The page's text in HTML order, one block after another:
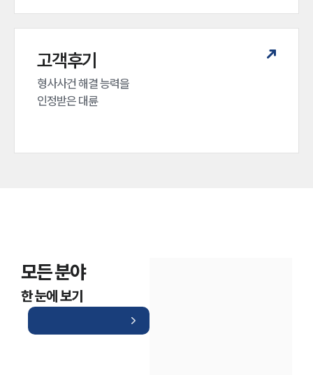
고객후기
형사사건 해결 능력을
인정받은 대륜
모든 분야
한 눈에 보기